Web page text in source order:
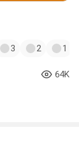
3 2 1
64K